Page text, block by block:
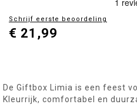
van
de
Schrijf eerste beoordeling
€ 21,99
De Giftbox Limia is een feest
Kleurrijk, comfortabel en